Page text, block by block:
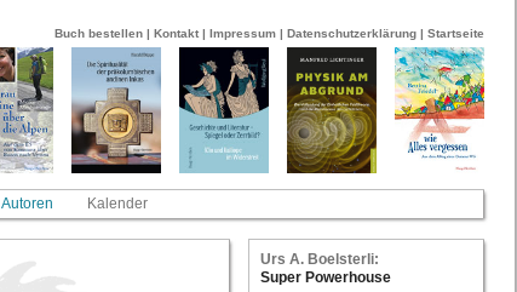
Buch bestellen | Kontakt | Impressum | Datenschutzerklärung | Startseite
Autoren Kalender
Urs A. Bo­els­ter­li:
Super Power­hou­se